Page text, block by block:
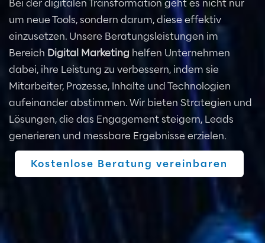
Bei der digitalen Transformation geht es nicht nur
um neue Tools, sondern darum, diese effektiv
einzusetzen. Unsere Beratungsleistungen im
Bereich Digital Marketing helfen Unternehmen
dabei, ihre Leistung zu verbessern, indem sie
Mitarbeiter, Prozesse, Inhalte und Technologien
aufeinander abstimmen. Wir bieten Strategien und
Lösungen, die das Engagement steigern, Leads
generieren und messbare Ergebnisse erzielen.
Kostenlose Beratung vereinbaren